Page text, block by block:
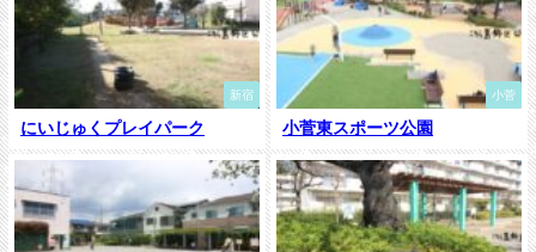
新宿
にいじゅくプレイパーク
小菅
小菅東スポーツ公園